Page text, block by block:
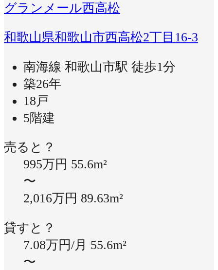
グランメール西高松
和歌山県和歌山市西高松2丁目16-3
南海線 和歌山市駅 徒歩1分
築26年
18戸
5階建
売ると？
995万円 55.6m²
〜
2,016万円 89.63m²
貸すと？
7.08万円/月 55.6m²
〜